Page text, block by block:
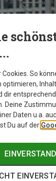
Cookies. So
optimieren,
dir
Deine
Daten u.a.
Du auf der